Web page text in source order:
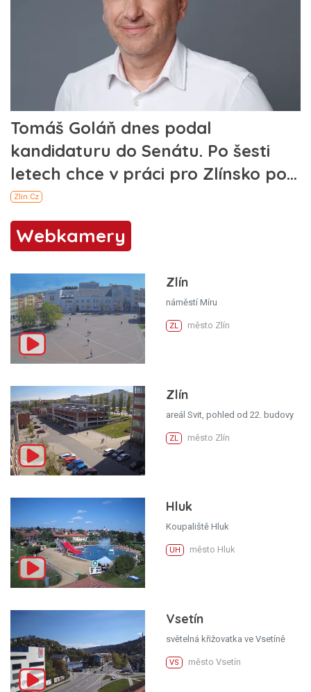
Webkamery
Zlín
náměstí Míru
ZL město Zlín
Zlín
areál Svit, pohled od 22. budovy
ZL město Zlín
Hluk
Koupaliště Hluk
UH město Hluk
Vsetín
světelná křižovatka ve Vsetíně
VS město Vsetín